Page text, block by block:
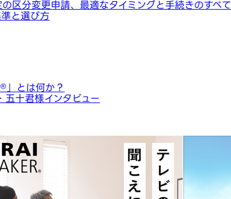
区分変更申請、最適なタイミングと手続きのすべて
と選び方
」とは何か？
十君様インタビュー